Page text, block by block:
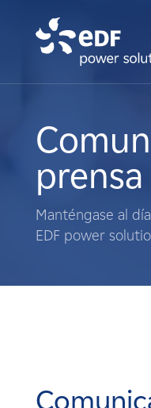
Qué hacemos
Terratenientes
prensa
Manténgase al
EDF power